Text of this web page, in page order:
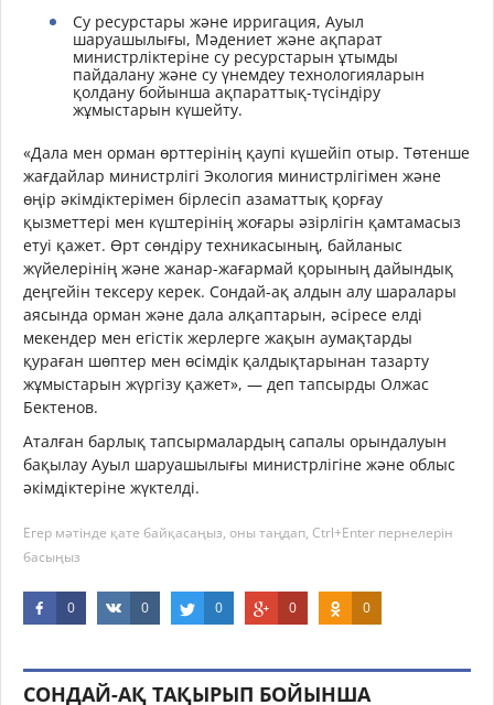
Су ресурстары және ирригация, Ауыл
шаруашылығы, Мәдениет және ақпарат
министрліктеріне су ресурстарын ұтымды
пайдалану және су үнемдеу технологияларын
қолдану бойынша ақпараттық-түсіндіру
жұмыстарын күшейту.
«Дала мен орман өрттерінің қаупі күшейіп отыр. Төтенше
жағдайлар министрлігі Экология министрлігімен және
өңір әкімдіктерімен бірлесіп азаматтық қорғау
қызметтері мен күштерінің жоғары әзірлігін қамтамасыз
етуі қажет. Өрт сөндіру техникасының, байланыс
жүйелерінің және жанар-жағармай қорының дайындық
деңгейін тексеру керек. Сондай-ақ алдын алу шаралары
аясында орман және дала алқаптарын, әсіресе елді
мекендер мен егістік жерлерге жақын аумақтарды
қураған шөптер мен өсімдік қалдықтарынан тазарту
жұмыстарын жүргізу қажет», — деп тапсырды Олжас
Бектенов.
Аталған барлық тапсырмалардың сапалы орындалуын
бақылау Ауыл шаруашылығы министрлігіне және облыс
әкімдіктеріне жүктелді.
Егер мәтінде қате байқасаңыз, оны таңдап, Ctrl+Enter пернелерін
басыңыз
0 0 0 0 0
СОНДАЙ-АҚ ТАҚЫРЫП БОЙЫНША